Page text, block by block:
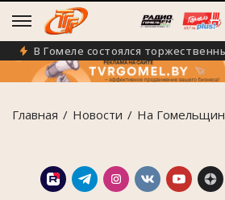
В Гомеле состоялся
Главная Новости На